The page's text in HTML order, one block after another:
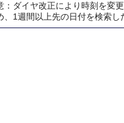
：ダイヤ改正により時刻を変
、1週間以上先の日付を検索し